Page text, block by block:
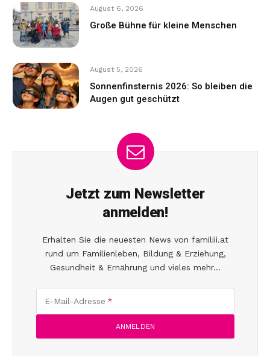
August 6, 2026
Große Bühne für kleine Menschen
August 5, 2026
Sonnenfinsternis 2026: So bleiben die
Augen gut geschützt
Jetzt zum Newsletter
anmelden!
Erhalten Sie die neuesten News von familiii.at
rund um Familienleben, Bildung & Erziehung,
Gesundheit & Ernährung und vieles mehr...
E-Mail-Adresse